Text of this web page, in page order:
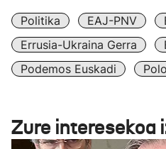
Politika EAJ-PNV
Errusia-Ukraina Gerra
Podemos Euskadi
Zure interesekoa